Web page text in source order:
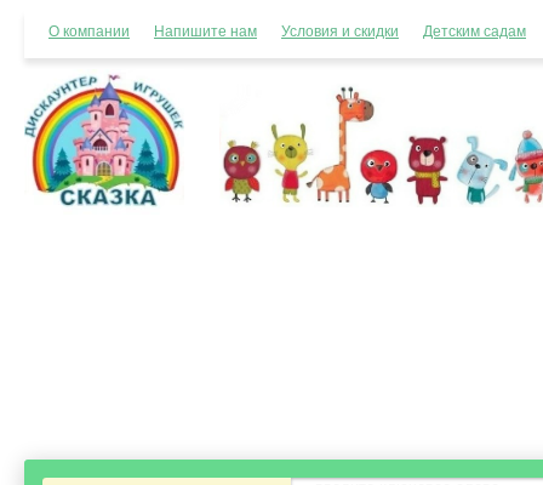
О компании Напишите нам Условия и скидки Детским садам